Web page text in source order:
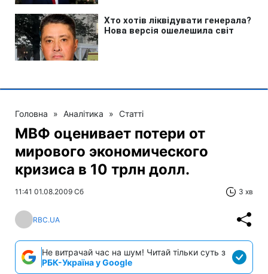
Головна » Аналітика » Статті
МВФ оценивает потери от
мирового экономического
кризиса в 10 трлн долл.
11:41 01.08.2009 Сб 3 хв
RBC.UA
Не витрачай час на шум! Читай тільки суть з
РБК-Україна у Google